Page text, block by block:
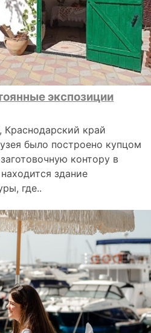
экспозиции
край
было построено купцом
контору в
здание
где..